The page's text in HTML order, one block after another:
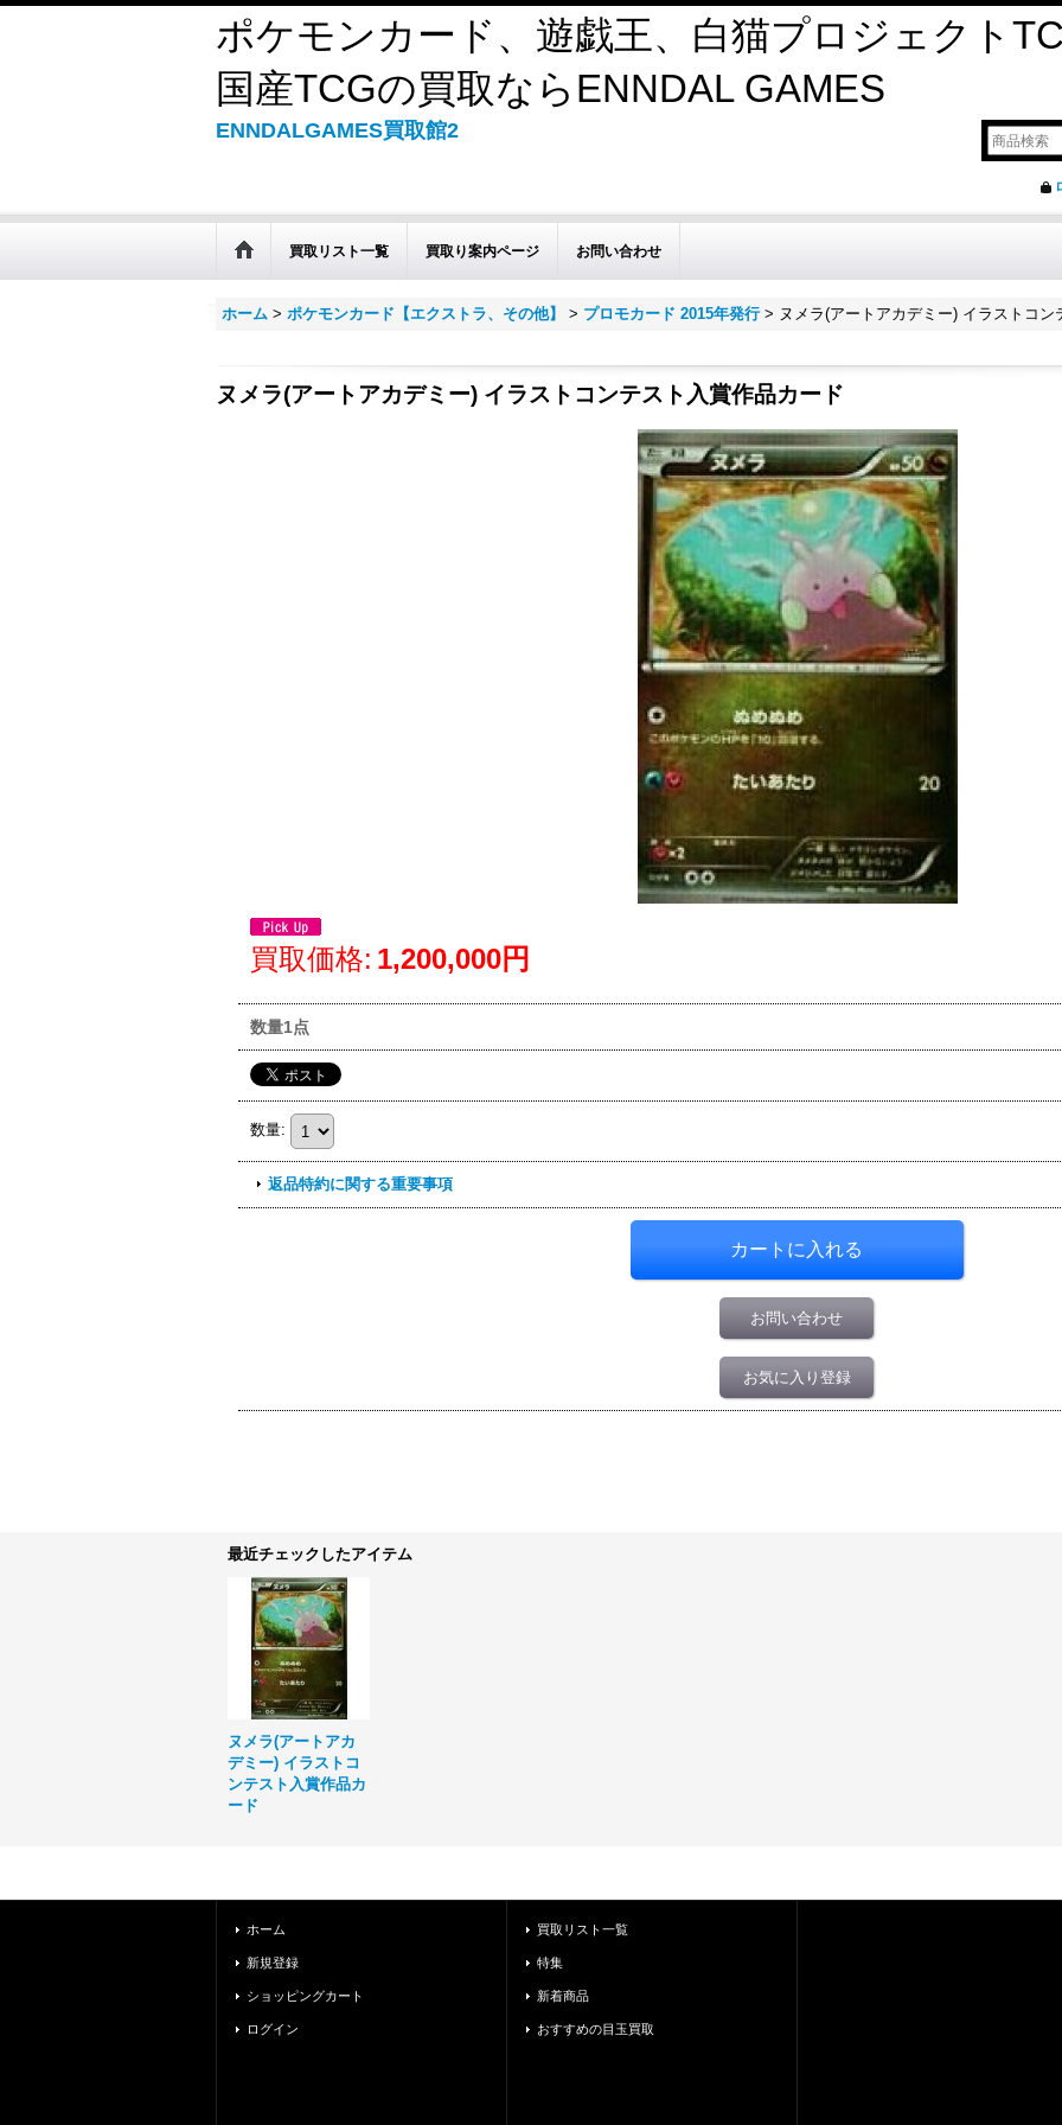
ポケモンカード、遊戯王、白猫プロジェクト
国産TCGの買取ならENNDAL GAMES
ENNDALGAMES買取館2
買取リスト一覧 買取り案内ページ お問い合わせ
ホーム > ポケモンカード【エクストラ、その他】 > プロモカード 2015年発行 > ヌメラ(アートアカデミー) イラストコ
ヌメラ(アートアカデミー) イラストコンテスト入賞作品カード
買取価格: 1,200,000円
数量1点
数量:
返品特約に関する重要事項
お問い合わせ
お気に入り登録
最近チェックしたアイテム
ヌメラ(アートアカ
デミー) イラストコ
ンテスト入賞作品カ
ード
ホーム
新規登録
ショッピングカート
ログイン
買取リスト一覧
特集
新着商品
おすすめの目玉買取